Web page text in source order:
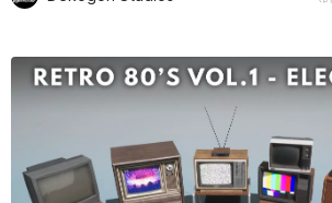
現在のスライド：1 / 16